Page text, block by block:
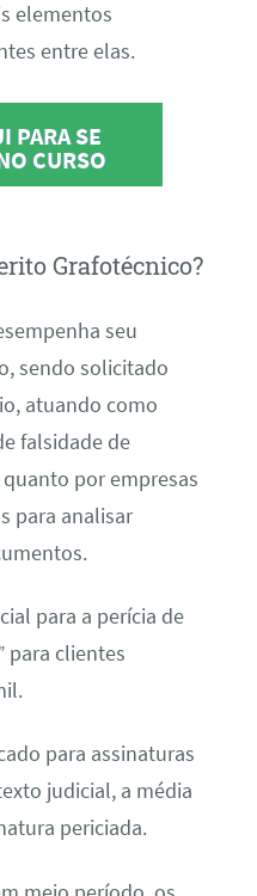
elementos
entre elas.
PARA SE
CURSO
Grafotécnico?
seu
sendo solicitado
atuando como
falsidade de
por empresas
para analisar
para a perícia de
para clientes
para assinaturas
judicial, a média
periciada.